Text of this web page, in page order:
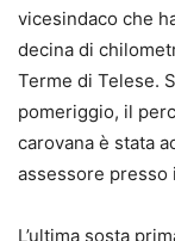
vicesindaco che
decina di
Terme di Telese.
pomeriggio, il
carovana è stata
assessore presso
L’ultima sosta